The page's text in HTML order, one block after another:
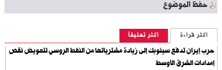
حفظ الموضوع
أكثر قراءة أكثر تعليقاً
حرب إيران تدفع سينوبك إلى زيادة مشترياتها من النفط الروسي لتعويض نقص
إمدادات الشرق الأوسط